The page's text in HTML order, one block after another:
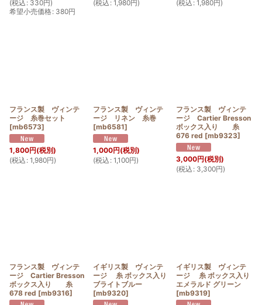
(税込 : 330円)
希望小売価格: 380円
(税込 : 1,980円) (税込 : 1,980円)
フランス製 ヴィンテ
ージ 糸巻セット
[mb6573]
1,800円(税別)
(税込 : 1,980円)
フランス製 ヴィンテ
ージ リネン 糸巻
[mb6581]
1,000円(税別)
(税込 : 1,100円)
フランス製 ヴィンテ
ージ Cartier Bresson
ボックス入り 糸
676 red [mb9323]
3,000円(税別)
(税込 : 3,300円)
フランス製 ヴィンテ
ージ Cartier Bresson
ボックス入り 糸
678 red [mb9316]
イギリス製 ヴィンテ
ージ 糸 ボックス入り
ブライトブルー
[mb9320]
イギリス製 ヴィンテ
ージ 糸 ボックス入り
エメラルド グリーン
[mb9319]